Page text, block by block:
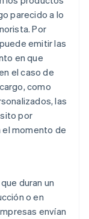
parecido a lo
Por
emitir las
en que
el caso de
como
las
por
el momento de
duran un
o en
envían